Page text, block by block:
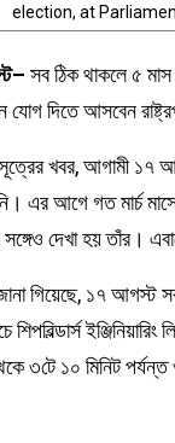
election, at
সব ঠিক থাকলে ৫
যোগ দিতে আসবেন
খবর, আগামী ১৭
এর আগে গত মার্চ
সঙ্গেও দেখা হয় তাঁর।
গিয়েছে, ১৭ আগস্ট
শিপবিল্ডার্স
৩টে ১০ মিনিট পর্যন্ত